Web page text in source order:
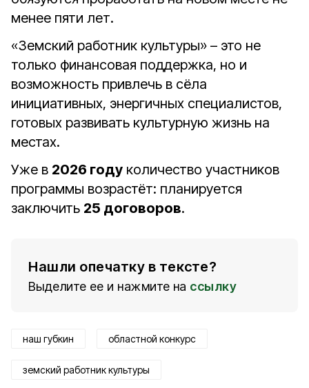
менее пяти лет.
«Земский работник культуры» – это не
только финансовая поддержка, но и
возможность привлечь в сёла
инициативных, энергичных специалистов,
готовых развивать культурную жизнь на
местах.
Уже в 2026 году количество участников
программы возрастёт: планируется
заключить 25 договоров.
Нашли опечатку в тексте?
Выделите ее и нажмите на ссылку
наш губкин областной конкурс
земский работник культуры